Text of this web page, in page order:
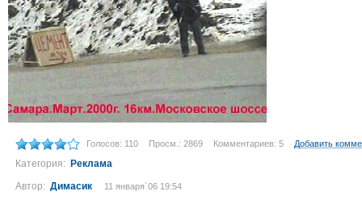
Голосов: 110 Просм.: 2869 Комментариев: 5 Добавить
Категория: Реклама
Автор: Димасик 11 января´06 19:54